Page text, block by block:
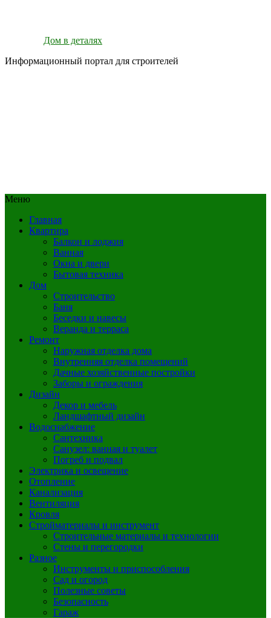
Дом в деталях
Информационный портал для строителей
Меню
Главная
Квартира
Балкон и лоджия
Ванная
Окна и двери
Бытовая техника
Дом
Строительство
Баня
Беседки и навесы
Веранда и терраса
Ремонт
Наружная отделка дома
Внутренняя отделка помещений
Дачные хозяйственные постройки
Заборы и ограждения
Дизайн
Декор и мебель
Ландшафтный дизайн
Водоснабжение
Сантехника
Санузел: ванная и туалет
Погреб и подвал
Электрика и освещение
Отопление
Канализация
Вентиляция
Кровля
Стройматериалы и инструмент
Строительные материалы и технологии
Стены и перегородки
Разное
Инструменты и приспособления
Сад и огород
Полезные советы
Безопасность
Гараж